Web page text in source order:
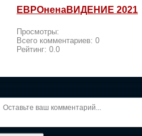
ЕВРОненаВИДЕНИЕ 2021
Просмотры:
Всего комментариев: 0
Рейтинг: 0.0